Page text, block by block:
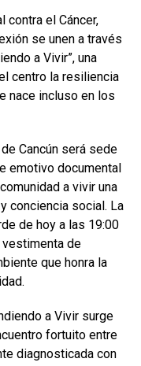
contra el Cáncer,
se unen a través
a Vivir”, una
centro la resiliencia
nace incluso en los
Cancún será sede
emotivo documental
a vivir una
conciencia social. La
de hoy a las 19:00
vestimenta de
que honra la
a Vivir surge
fortuito entre
diagnosticada con